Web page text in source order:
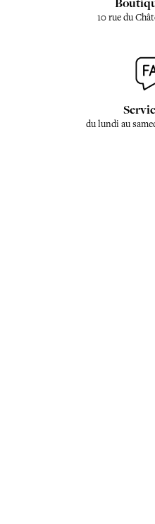
10 rue du
du lundi au